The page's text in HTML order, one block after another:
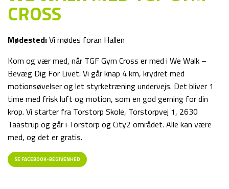
CROSS
Mødested:Vi mødes foran Hallen
Kom og vær med, når TGF Gym Cross er med i We Walk –
Bevæg Dig For Livet. Vi går knap 4 km, krydret med
motionsøvelser og let styrketræning undervejs. Det bliver 1
time med frisk luft og motion, som en god gerning for din
krop. Vi starter fra Torstorp Skole, Torstorpvej 1, 2630
Taastrup og går i Torstorp og City2 området. Alle kan være
med, og det er gratis.
SE FACEBOOK-BEGIVENHED